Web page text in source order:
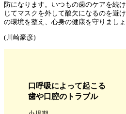
防になります。いつもの歯のケアを続
じてマスクを外して酸欠になるのを避
の環境を整え、心身の健康を守りましょ
(川崎豪彦)
口呼吸によって起こる
歯や口腔のトラブル